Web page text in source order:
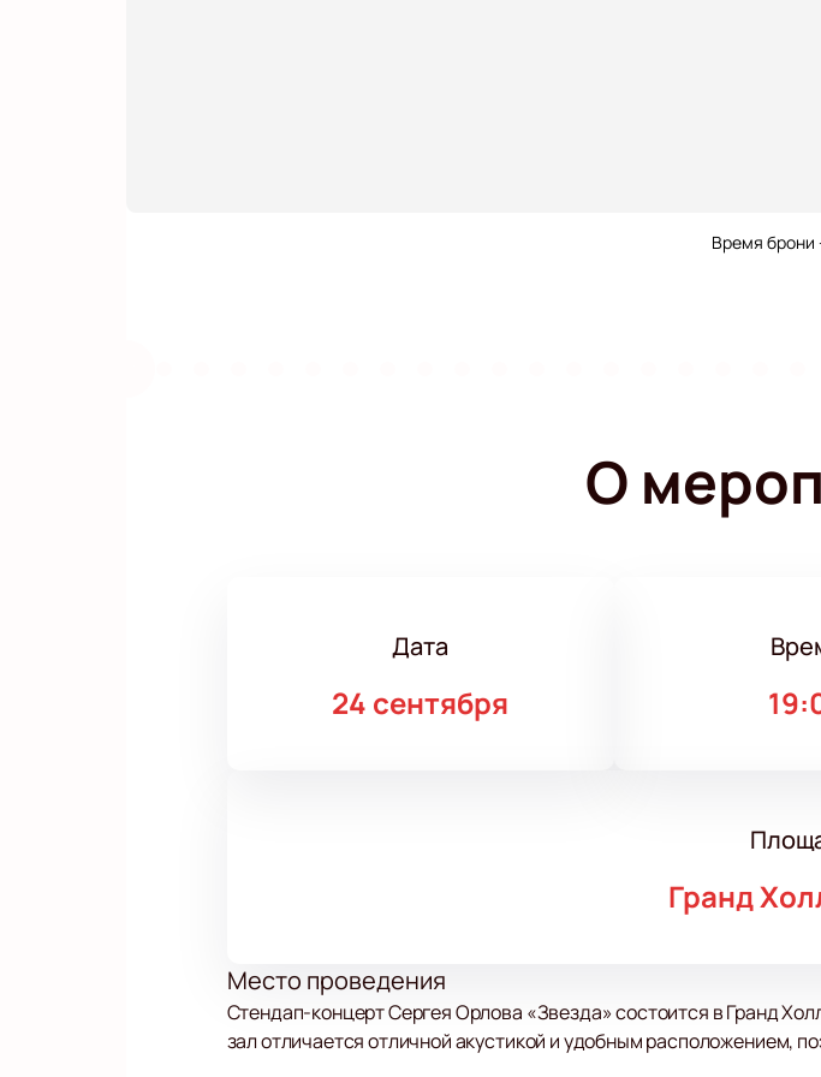
Время брони
О
Дата
24 сентября
Гранд
Место проведения
Стендап-концерт Сергея Орлова «Звезда» состоится в Гранд
зал отличается отличной акустикой и удобным расположением,